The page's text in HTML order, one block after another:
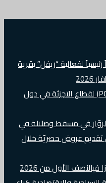
لفعالية “ريفل” بقرية
زوهو تطلق حل نقاط البيع (POS) لقطاع التجزئة في دول
في مسقط وصلالة في
تقديم عروض حصريّة خلال
الأول من 2026